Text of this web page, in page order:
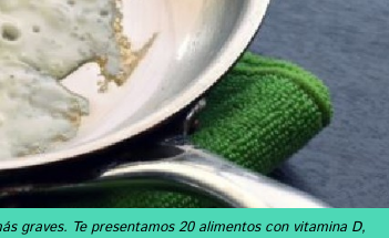
graves. Te presentamos 20 alimentos con vitamina D,